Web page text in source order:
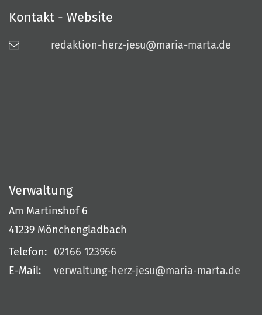
Kontakt - Website
redaktion-herz-jesu@maria-marta.de
Verwaltung
Am Martinshof 6
41239 Mönchengladbach
Telefon: 02166 123966
E-Mail:
verwaltung-herz-jesu@maria-marta.de